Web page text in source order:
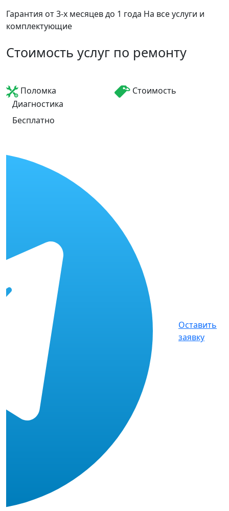
Гарантия от 3-х месяцев до 1 года На все услуги и
комплектующие
Стоимость услуг по ремонту
Поломка
Стоимость
Диагностика
Бесплатно
Оставить
заявку